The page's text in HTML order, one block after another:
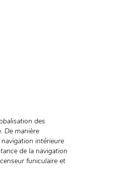
des
De manière
navigation intérieure
de la navigation
funiculaire et